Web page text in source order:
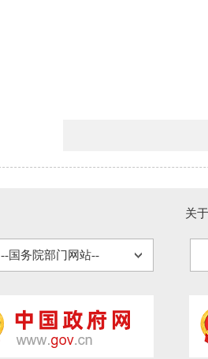
关
--国务院部门网站--